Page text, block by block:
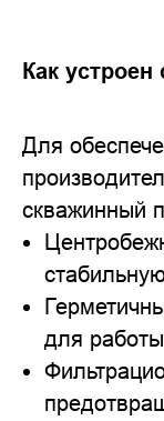
Как
Для
скважинный
для